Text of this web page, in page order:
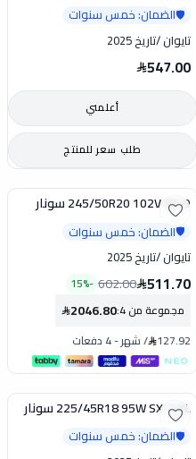
🛡️الضمان: خمس سنوات
تايوان/تاريخ 2025
547.00
أعلمني
طلب سعر للمنتج
تخفيض 245/50R20 102V SX-9 سونار
🛡️الضمان: خمس سنوات
تايوان/تاريخ 2025
511.70
602.00
-
15%
مجموعة من 4 :
2046.80
127.92
/شهر-4 دفعات
تخفيض 225/45R18 95W SX-2 XL سونار
🛡️الضمان: خمس سنوات